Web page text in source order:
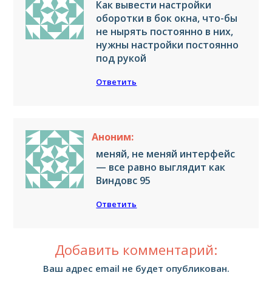
Как вывести настройки
оборотки в бок окна, что-бы
не нырять постоянно в них,
нужны настройки постоянно
под рукой
Ответить
Аноним:
меняй, не меняй интерфейс
— все равно выглядит как
Виндовс 95
Ответить
Добавить комментарий:
Ваш адрес email не будет опубликован.